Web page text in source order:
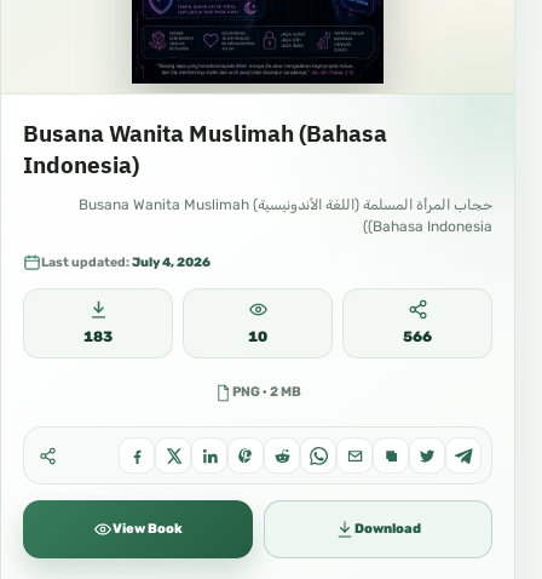
Busana Wanita Muslimah (Bahasa
Indonesia)
حجاب المرأة المسلمة (اللغة الأندونيسية) Busana Wanita Muslimah
(Bahasa Indonesia)
Last updated:July 4, 2026
183 10 566
PNG · 2 MB
View Book Download